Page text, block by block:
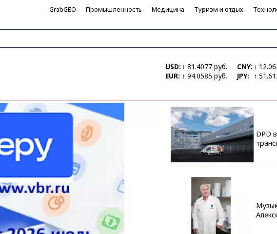
GrabGEO Промышленность Медицина Туризм и отдых
USD:↑ 81.4077 руб.
EUR: ↑ 94.0585 руб.
CNY:↑
JPY:
↑
DPD